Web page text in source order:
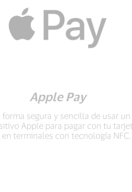
Apple Pay
forma segura y sencilla de usar un
Apple para pagar con tu
en terminales con tecnología NFC.